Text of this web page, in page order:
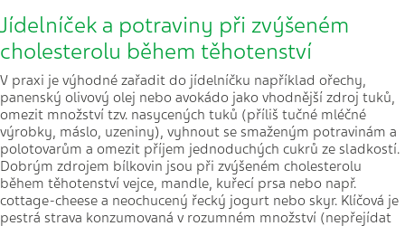
Jídelníček a potraviny při zvýšeném
cholesterolu během těhotenství
V praxi je výhodné zařadit do jídelníčku například ořechy,
panenský olivový olej nebo avokádo jako vhodnější zdroj tuků,
omezit množství tzv. nasycených tuků (příliš tučné mléčné
výrobky, máslo, uzeniny), vyhnout se smaženým potravinám a
polotovarům a omezit příjem jednoduchých cukrů ze sladkostí.
Dobrým zdrojem bílkovin jsou při zvýšeném cholesterolu
během těhotenství vejce, mandle, kuřecí prsa nebo např.
cottage-cheese a neochucený řecký jogurt nebo skyr. Klíčová je
pestrá strava konzumovaná v rozumném množství (nepřejídat